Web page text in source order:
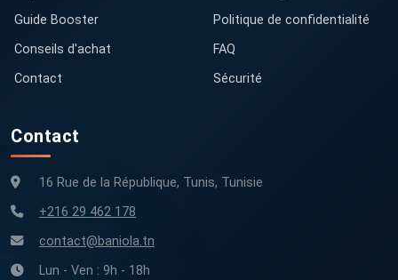
Guide Booster
Conseils d'achat
Contact
Politique de confidentialité
FAQ
Sécurité
Contact
16 Rue de la République, Tunis, Tunisie
+216 29 462 178
contact@baniola.tn
Lun - Ven : 9h - 18h